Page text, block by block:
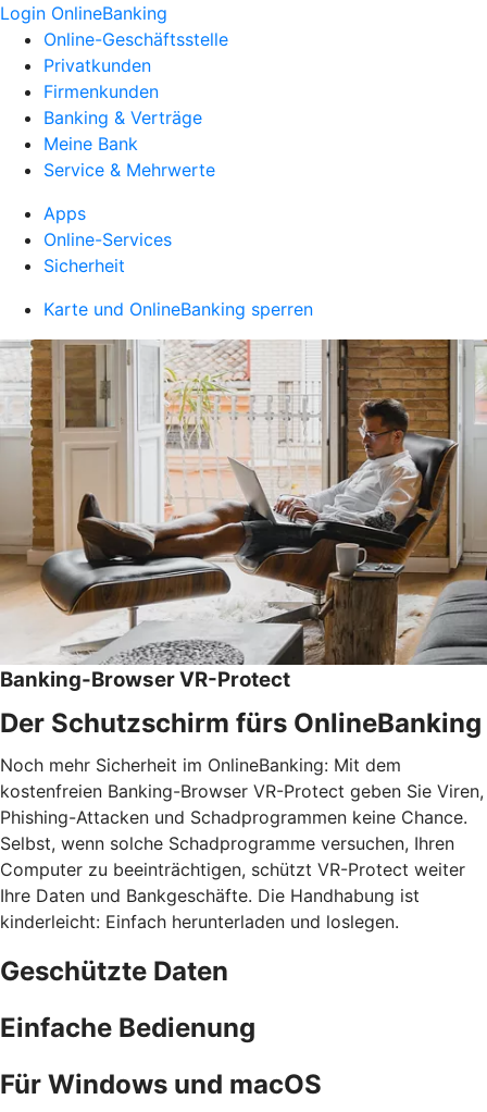
Login OnlineBanking
Online-Geschäftsstelle
Privatkunden
Firmenkunden
Banking & Verträge
Meine Bank
Service & Mehrwerte
Apps
Online-Services
Sicherheit
Karte und OnlineBanking sperren
Banking-Browser VR-Protect
Der Schutzschirm fürs OnlineBanking
Noch mehr Sicherheit im OnlineBanking: Mit dem
kostenfreien Banking-Browser VR-Protect geben Sie Viren,
Phishing-Attacken und Schadprogrammen keine Chance.
Selbst, wenn solche Schadprogramme versuchen, Ihren
Computer zu beeinträchtigen, schützt VR-Protect weiter
Ihre Daten und Bankgeschäfte. Die Handhabung ist
kinderleicht: Einfach herunterladen und loslegen.
Geschützte Daten
Einfache Bedienung
Für Windows und macOS